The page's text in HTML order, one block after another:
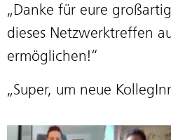
„Danke für eure
dieses Netzwerktreffen
ermöglichen!“
„Super, um neue